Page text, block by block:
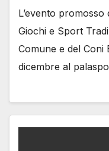
L’evento
Giochi e Sport
Comune e del Coni
dicembre al